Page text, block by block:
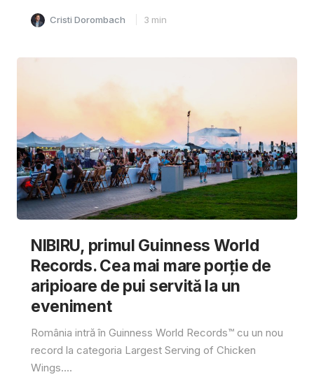
Cristi Dorombach 3 min
NIBIRU, primul Guinness World
Records. Cea mai mare porție de
aripioare de pui servită la un
eveniment
România intră în Guinness World Records™️ cu un nou
record la categoria Largest Serving of Chicken
Wings....